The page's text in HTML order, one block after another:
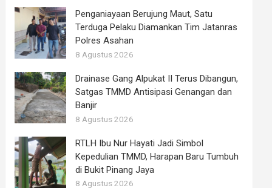
Penganiayaan Berujung Maut, Satu
Terduga Pelaku Diamankan Tim Jatanras
Polres Asahan
8 Agustus 2026
Drainase Gang Alpukat II Terus Dibangun,
Satgas TMMD Antisipasi Genangan dan
Banjir
8 Agustus 2026
RTLH Ibu Nur Hayati Jadi Simbol
Kepedulian TMMD, Harapan Baru Tumbuh
di Bukit Pinang Jaya
8 Agustus 2026